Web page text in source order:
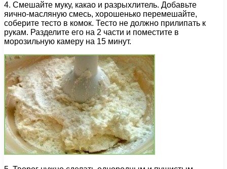
4. Смешайте муку, какао и разрыхлитель. Добавьте
яично-масляную смесь, хорошенько перемешайте,
соберите тесто в комок. Тесто не должно прилипать к
рукам. Разделите его на 2 части и поместите в
морозильную камеру на 15 минут.